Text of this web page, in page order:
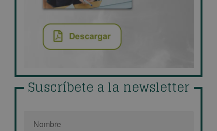
Suscríbete a la newsletter